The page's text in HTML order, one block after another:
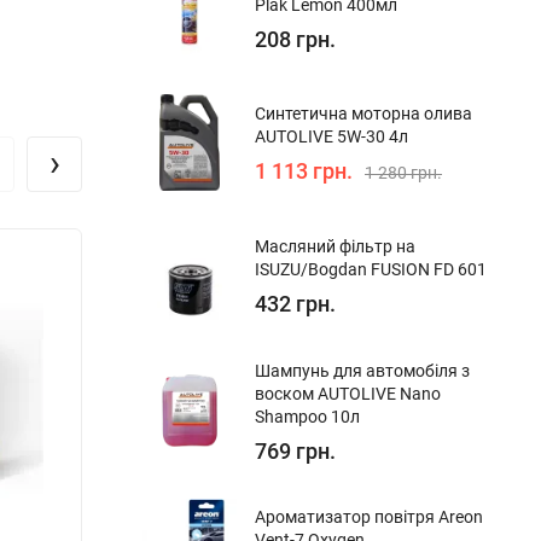
›
Plak Lemon 400мл
208 грн.
Синтетична моторна олива
AUTOLIVE 5W-30 4л
1 113 грн. 1 280 грн.
Масляний фільтр на
ISUZU/Bogdan FUSION FD 601
432 грн.
Шампунь для автомобіля з
воском AUTOLIVE Nano
Shampoo 10л
769 грн.
Ароматизатор повітря Areon